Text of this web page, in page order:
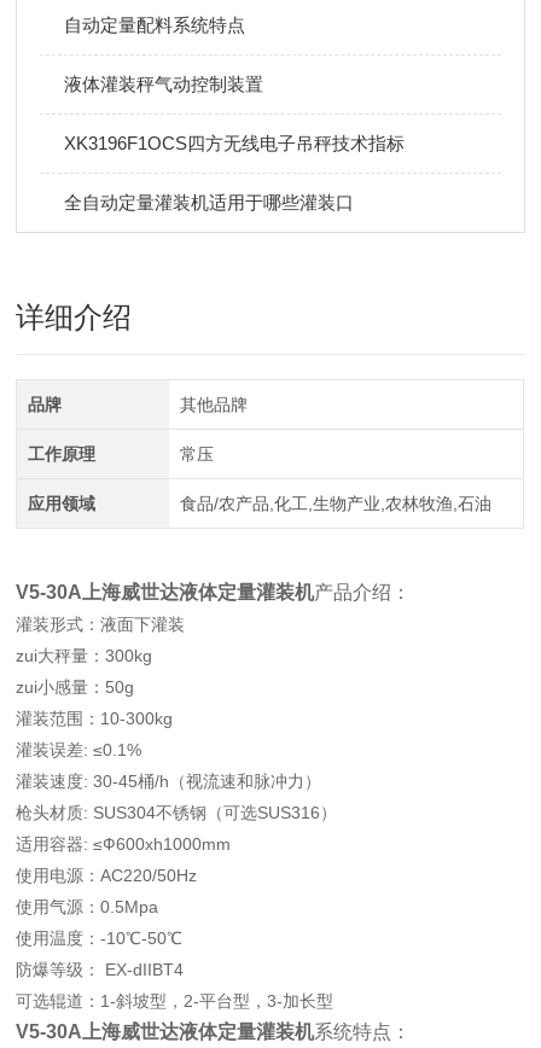
自动定量配料系统特点
液体灌装秤气动控制装置
XK3196F1OCS四方无线电子吊秤技术指标
全自动定量灌装机适用于哪些灌装口
详细介绍
品牌 其他品牌
工作原理 常压
应用领域 食品/农产品,化工,生物产业,农林牧渔,石油
V5-30A上海威世达液体定量灌装机产品介绍：
灌装形式：液面下灌装
zui大秤量：300kg
zui小感量：50g
灌装范围：10-300kg
灌装误差: ≤0.1%
灌装速度: 30-45桶/h（视流速和脉冲力）
枪头材质: SUS304不锈钢（可选SUS316）
适用容器: ≤Ф600xh1000mm
使用电源：AC220/50Hz
使用气源：0.5Mpa
使用温度：-10℃-50℃
防爆等级： EX-dIIBT4
可选辊道：1-斜坡型，2-平台型，3-加长型
V5-30A上海威世达液体定量灌装机系统特点：